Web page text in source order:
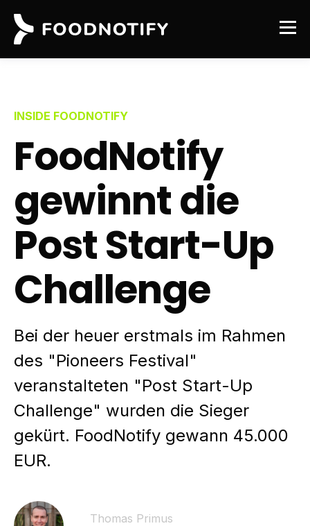
INSIDE FOODNOTIFY
FoodNotify
gewinnt die
Post Start-Up
Challenge
Bei der heuer erstmals im Rahmen
des "Pioneers Festival"
veranstalteten "Post Start-Up
Challenge" wurden die Sieger
gekürt. FoodNotify gewann 45.000
EUR.
Thomas Primus